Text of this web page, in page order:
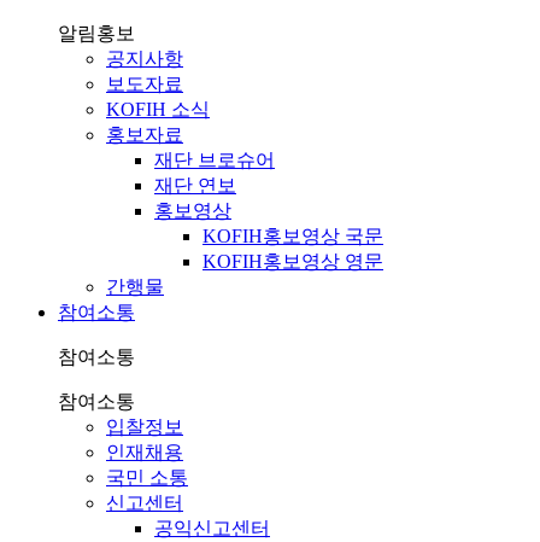
알림홍보
공지사항
보도자료
KOFIH 소식
홍보자료
재단 브로슈어
재단 연보
홍보영상
KOFIH홍보영상 국문
KOFIH홍보영상 영문
간행물
참여소통
참여소통
참여소통
입찰정보
인재채용
국민 소통
신고센터
공익신고센터